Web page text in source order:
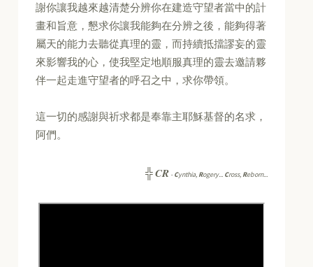
謝你讓我越來越清楚分辨你在建造守望者當中的計
畫和旨意，懇求你讓我能夠在分辨之後，能夠得著
屬天的能力去聽從真理的靈，而持續抵擋謬妄的靈
來影響我的心，使我堅定地順服真理的靈去邀請夥
伴一起走進守望者的呼召之中，求你帶領。
這一切的感謝與祈求都是奉靠主耶穌基督的名求，
阿們。
╬CR -Cynthia, Rogery... Cross, Reborn...